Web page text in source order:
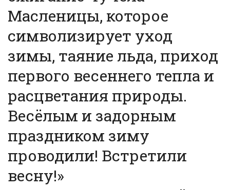
Масленицы, которое
символизирует уход
зимы, таяние льда, приход
первого весеннего тепла и
расцветания природы.
Весёлым и задорным
праздником зиму
проводили! Встретили
весну!»